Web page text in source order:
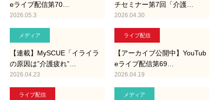
eライブ配信第70…
2026.05.3
チセミナー第7回「介護…
2026.04.30
メディア
【連載】MySCUE「イライラ
の原因は”介護疲れ”…
2026.04.23
ライブ配信
【アーカイブ公開中】YouTub
eライブ配信第69…
2026.04.19
ライブ配信 メディア